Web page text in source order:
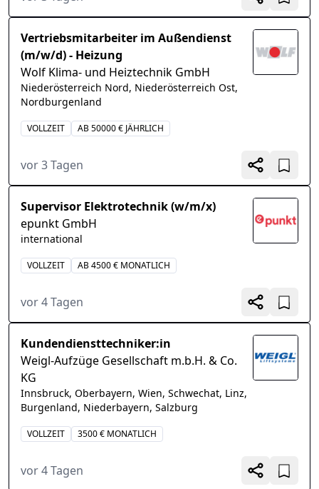
Vertriebsmitarbeiter im Außendienst
(m/w/d) - Heizung
Wolf Klima- und Heiztechnik GmbH
Niederösterreich Nord, Niederösterreich Ost,
Nordburgenland
VOLLZEIT AB 50000 € JÄHRLICH
vor 3 Tagen
Supervisor Elektrotechnik (w/m/x)
epunkt GmbH
international
VOLLZEIT AB 4500 € MONATLICH
vor 4 Tagen
Kundendiensttechniker:in
Weigl-Aufzüge Gesellschaft m.b.H. & Co.
KG
Innsbruck, Oberbayern, Wien, Schwechat, Linz,
Burgenland, Niederbayern, Salzburg
VOLLZEIT 3500 € MONATLICH
vor 4 Tagen